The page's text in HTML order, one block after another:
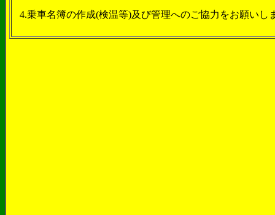
4.乗車名簿の作成(検温等)及び管理へのご協力をお願いし